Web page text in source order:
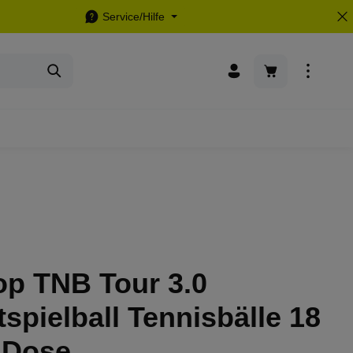
Service/Hilfe
Warenkorb
TNB Tour 3.0
Tennisbälle 18